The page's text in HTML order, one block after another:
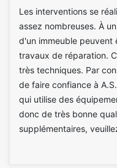
Les interventions se
assez nombreuses. À
d'un immeuble peuvent
travaux de réparation.
très techniques. Par
de faire confiance à
qui utilise des
donc de très bonne
supplémentaires,